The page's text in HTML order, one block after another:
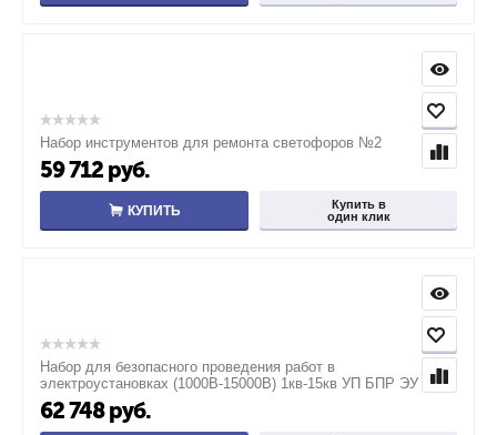
Набор инструментов для ремонта светофоров №2
59 712 руб.
КУПИТЬ
Купить в
один клик
Набор для безопасного проведения работ в
электроустановках (1000В-15000В) 1кв-15кв УП БПР ЭУ
62 748 руб.